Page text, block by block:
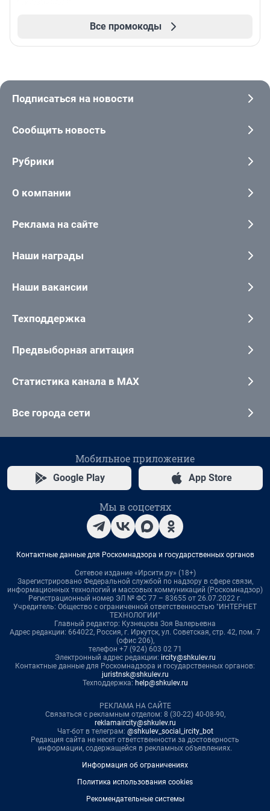
Все промокоды
Подписаться на новости
Сообщить новость
Рубрики
О компании
Реклама на сайте
Наши награды
Наши вакансии
Техподдержка
Предвыборная агитация
Статистика канала в MAX
Все города сети
Мобильное приложение
Google Play App Store
Мы в соцсетях
Контактные данные для Роскомнадзора и государственных органов
Сетевое издание «Ирсити.ру» (18+)
Зарегистрировано Федеральной службой по надзору в сфере связи,
информационных технологий и массовых коммуникаций (Роскомнадзор)
Регистрационный номер ЭЛ № ФС 77 – 83655 от 26.07.2022 г.
Учредитель: Общество с ограниченной ответственностью "ИНТЕРНЕТ
ТЕХНОЛОГИИ"
Главный редактор: Кузнецова Зоя Валерьевна
Адрес редакции: 664022, Россия, г. Иркутск, ул. Советская, стр. 42, пом. 7
(офис 206),
телефон +7 (924) 603 02 71
Электронный адрес редакции: ircity@shkulev.ru
Контактные данные для Роскомнадзора и государственных органов:
juristnsk@shkulev.ru
Техподдержка: help@shkulev.ru
РЕКЛАМА НА САЙТЕ
Связаться с рекламным отделом: 8 (30-22) 40-08-90,
reklamaircity@shkulev.ru
Чат-бот в телеграм: @shkulev_social_ircity_bot
Редакция сайта не несет ответственности за достоверность
информации, содержащейся в рекламных объявлениях.
Информация об ограничениях
Политика использования cookies
Рекомендательные системы